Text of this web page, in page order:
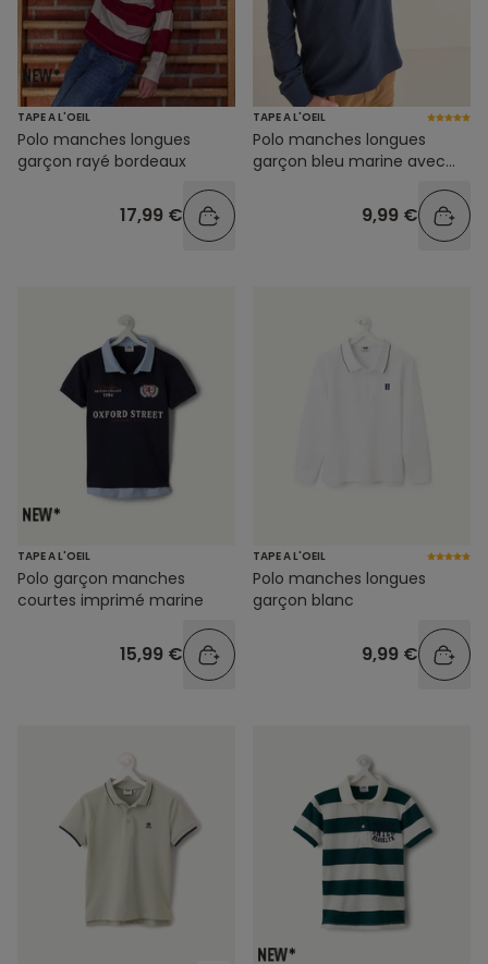
TAPE A L'OEIL
Polo manches longues
garçon rayé bordeaux
17,99 €
TAPE A L'OEIL
Polo manches longues
garçon bleu marine avec
9,99 €
TAPE A L'OEIL
Polo garçon manches
courtes imprimé marine
15,99 €
TAPE A L'OEIL
Polo manches longues
garçon blanc
9,99 €